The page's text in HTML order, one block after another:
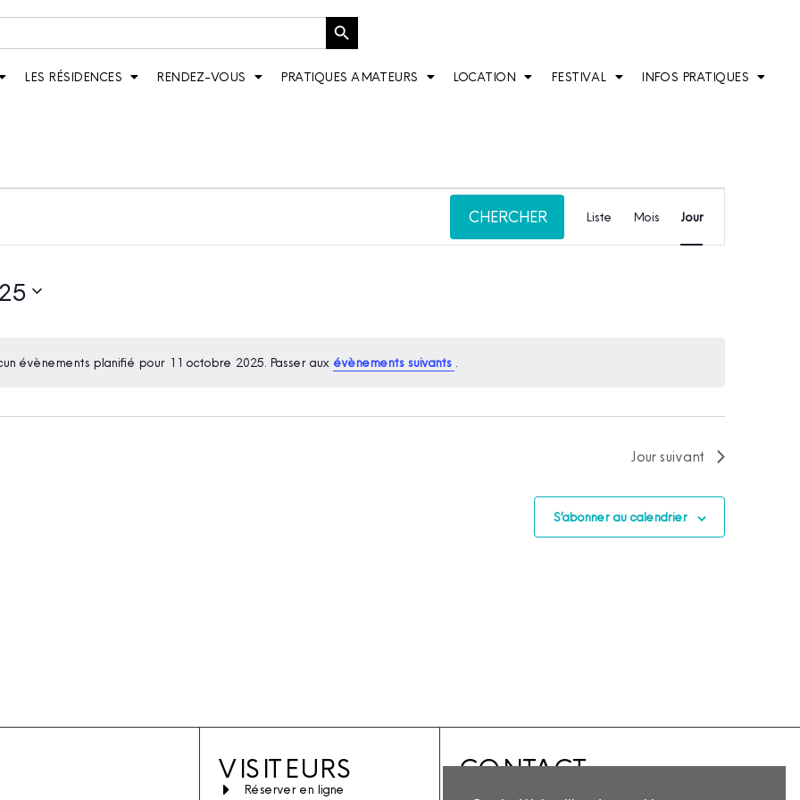
Bouton de recherche
LES RÉSIDENCES RENDEZ-VOUS PRATIQUES AMATEURS LOCATION FESTIVAL INFOS PRATIQUES
Notice
évènements planifié pour 11 octobre 2025. Passer aux évènements suivants .
CHERCHER
de
Évènement
Liste Mois Jour
Jour suivant
S’abonner au calendrier
VISITEURS
Réserver en ligne
CONTACT